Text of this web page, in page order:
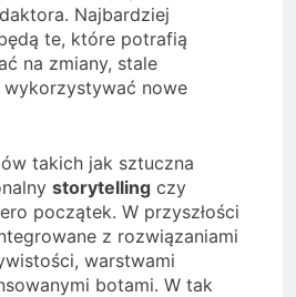
Najbardziej
te, które potrafią
na zmiany, stale
nowe
takich jak sztuczna
storytelling czy
początek. W przyszłości
z rozwiązaniami
warstwami
botami. W tak